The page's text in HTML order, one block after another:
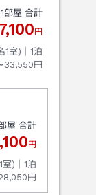
1部屋 合計
円
1室)｜ 1泊
33,550円
屋 合計
円
室)｜ 1泊
円